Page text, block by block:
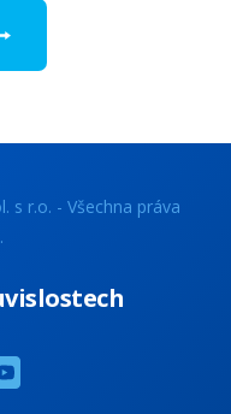
s r.o. - Všechna práva